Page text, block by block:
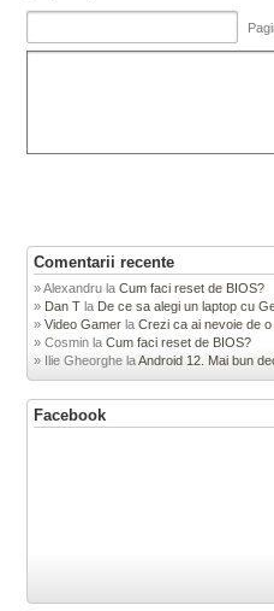
Comentarii recente
Alexandru laCum faci reset de BIOS?
Dan T la De ce sa alegi un laptop cu
Video Gamer laCrezi ca ai nevoie de
Cosmin laCum faci reset de BIOS?
Ilie Gheorghe laAndroid 12. Mai bun
Facebook